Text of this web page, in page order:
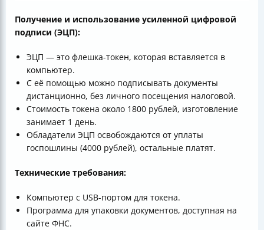
Получение и использование усиленной цифровой
подписи (ЭЦП):
ЭЦП — это флешка-токен, которая вставляется в
компьютер.
С её помощью можно подписывать документы
дистанционно, без личного посещения налоговой.
Стоимость токена около 1800 рублей, изготовление
занимает 1 день.
Обладатели ЭЦП освобождаются от уплаты
госпошлины (4000 рублей), остальные платят.
Технические требования:
Компьютер с USB-портом для токена.
Программа для упаковки документов, доступная на
сайте ФНС.